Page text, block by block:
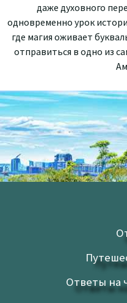
даже духовного
одновременно урок ист
где магия оживает
отправиться в одно из
А
Ответы на